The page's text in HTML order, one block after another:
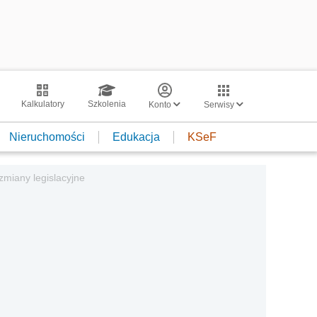
Kalkulatory Szkolenia Konto Serwisy
Nieruchomości Edukacja KSeF
legislacyjne